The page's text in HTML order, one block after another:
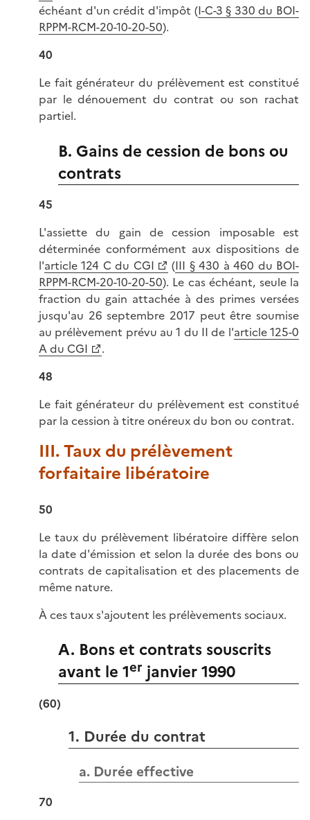
échéant d'un crédit d'impôt (I-C-3 § 330 du BOI-
RPPM-RCM-20-10-20-50).
40
Le fait générateur du prélèvement est constitué
par le dénouement du contrat ou son rachat
partiel.
B. Gains de cession de bons ou
contrats
45
L'assiette du gain de cession imposable est
déterminée conformément aux dispositions de
l'article 124 C du CGI (III § 430 à 460 du BOI-
RPPM-RCM-20-10-20-50). Le cas échéant, seule la
fraction du gain attachée à des primes versées
jusqu'au 26 septembre 2017 peut être soumise
au prélèvement prévu au 1 du II de l'article 125-0
A du CGI
.
48
Le fait générateur du prélèvement est constitué
par la cession à titre onéreux du bon ou contrat.
III. Taux du prélèvement
forfaitaire libératoire
50
Le taux du prélèvement libératoire diffère selon
la date d'émission et selon la durée des bons ou
contrats de capitalisation et des placements de
même nature.
À ces taux s'ajoutent les prélèvements sociaux.
A. Bons et contrats souscrits
avant le 1er janvier 1990
(60)
1. Durée du contrat
a. Durée effective
70